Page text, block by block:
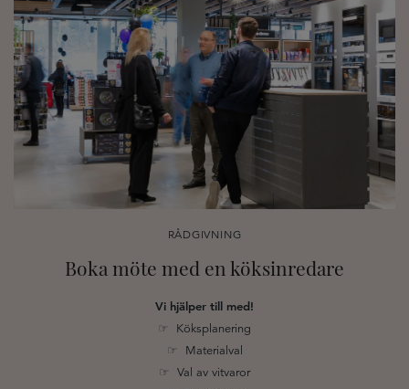
RÅDGIVNING
Boka möte med en köksinredare
Vi hjälper till med!
☞ Köksplanering
☞ Materialval
☞ Val av vitvaror